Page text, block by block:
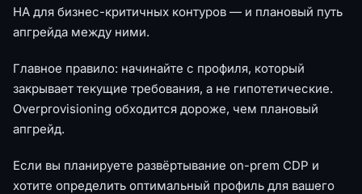
HA для бизнес-критичных контуров — и плановый путь
апгрейда между ними.
Главное правило: начинайте с профиля, который
закрывает текущие требования, а не гипотетические.
Overprovisioning обходится дороже, чем плановый
апгрейд.
Если вы планируете развёртывание on-prem CDP и
хотите определить оптимальный профиль для вашего